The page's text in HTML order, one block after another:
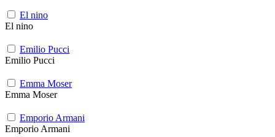
El nino
El nino
Emilio Pucci
Emilio Pucci
Emma Moser
Emma Moser
Emporio Armani
Emporio Armani